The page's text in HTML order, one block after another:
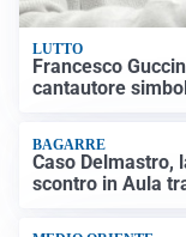
LUTTO
Francesco
cantautore
BAGARRE
Caso Delmastro,
scontro in Aula